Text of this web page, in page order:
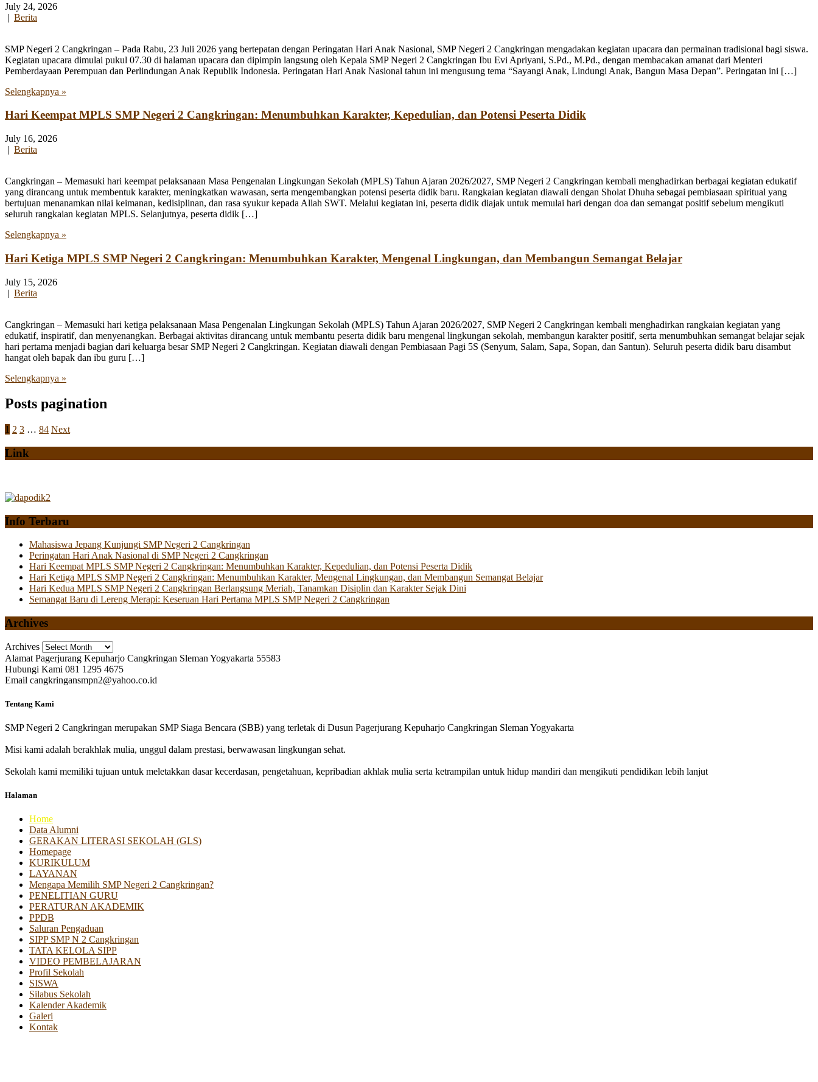
July 24, 2026
| Berita
SMP Negeri 2 Cangkringan – Pada Rabu, 23 Juli 2026 yang bertepatan dengan Peringatan Hari Anak Nasional, SMP Negeri 2 Cangkringan mengadakan kegiatan upacara dan permainan tradisional bagi siswa.
Kegiatan upacara dimulai pukul 07.30 di halaman upacara dan dipimpin langsung oleh Kepala SMP Negeri 2 Cangkringan Ibu Evi Apriyani, S.Pd., M.Pd., dengan membacakan amanat dari Menteri
Pemberdayaan Perempuan dan Perlindungan Anak Republik Indonesia. Peringatan Hari Anak Nasional tahun ini mengusung tema “Sayangi Anak, Lindungi Anak, Bangun Masa Depan”. Peringatan ini […]
Selengkapnya »
Hari Keempat MPLS SMP Negeri 2 Cangkringan: Menumbuhkan Karakter, Kepedulian, dan Potensi Peserta Didik
July 16, 2026
| Berita
Cangkringan – Memasuki hari keempat pelaksanaan Masa Pengenalan Lingkungan Sekolah (MPLS) Tahun Ajaran 2026/2027, SMP Negeri 2 Cangkringan kembali menghadirkan berbagai kegiatan edukatif
yang dirancang untuk membentuk karakter, meningkatkan wawasan, serta mengembangkan potensi peserta didik baru. Rangkaian kegiatan diawali dengan Sholat Dhuha sebagai pembiasaan spiritual yang
bertujuan menanamkan nilai keimanan, kedisiplinan, dan rasa syukur kepada Allah SWT. Melalui kegiatan ini, peserta didik diajak untuk memulai hari dengan doa dan semangat positif sebelum mengikuti
seluruh rangkaian kegiatan MPLS. Selanjutnya, peserta didik […]
Selengkapnya »
Hari Ketiga MPLS SMP Negeri 2 Cangkringan: Menumbuhkan Karakter, Mengenal Lingkungan, dan Membangun Semangat Belajar
July 15, 2026
| Berita
Cangkringan – Memasuki hari ketiga pelaksanaan Masa Pengenalan Lingkungan Sekolah (MPLS) Tahun Ajaran 2026/2027, SMP Negeri 2 Cangkringan kembali menghadirkan rangkaian kegiatan yang
edukatif, inspiratif, dan menyenangkan. Berbagai aktivitas dirancang untuk membantu peserta didik baru mengenal lingkungan sekolah, membangun karakter positif, serta menumbuhkan semangat belajar sejak
hari pertama menjadi bagian dari keluarga besar SMP Negeri 2 Cangkringan. Kegiatan diawali dengan Pembiasaan Pagi 5S (Senyum, Salam, Sapa, Sopan, dan Santun). Seluruh peserta didik baru disambut
hangat oleh bapak dan ibu guru […]
Selengkapnya »
Posts pagination
1 2 3 … 84 Next
Link
Info Terbaru
Mahasiswa Jepang Kunjungi SMP Negeri 2 Cangkringan
Peringatan Hari Anak Nasional di SMP Negeri 2 Cangkringan
Hari Keempat MPLS SMP Negeri 2 Cangkringan: Menumbuhkan Karakter, Kepedulian, dan Potensi Peserta Didik
Hari Ketiga MPLS SMP Negeri 2 Cangkringan: Menumbuhkan Karakter, Mengenal Lingkungan, dan Membangun Semangat Belajar
Hari Kedua MPLS SMP Negeri 2 Cangkringan Berlangsung Meriah, Tanamkan Disiplin dan Karakter Sejak Dini
Semangat Baru di Lereng Merapi: Keseruan Hari Pertama MPLS SMP Negeri 2 Cangkringan
Archives
Archives
Alamat Pagerjurang Kepuharjo Cangkringan Sleman Yogyakarta 55583
Hubungi Kami 081 1295 4675
Email cangkringansmpn2@yahoo.co.id
Tentang Kami
SMP Negeri 2 Cangkringan merupakan SMP Siaga Bencara (SBB) yang terletak di Dusun Pagerjurang Kepuharjo Cangkringan Sleman Yogyakarta
Misi kami adalah berakhlak mulia, unggul dalam prestasi, berwawasan lingkungan sehat.
Sekolah kami memiliki tujuan untuk meletakkan dasar kecerdasan, pengetahuan, kepribadian akhlak mulia serta ketrampilan untuk hidup mandiri dan mengikuti pendidikan lebih lanjut
Halaman
Home
Data Alumni
GERAKAN LITERASI SEKOLAH (GLS)
Homepage
KURIKULUM
LAYANAN
Mengapa Memilih SMP Negeri 2 Cangkringan?
PENELITIAN GURU
PERATURAN AKADEMIK
PPDB
Saluran Pengaduan
SIPP SMP N 2 Cangkringan
TATA KELOLA SIPP
VIDEO PEMBELAJARAN
Profil Sekolah
SISWA
Silabus Sekolah
Kalender Akademik
Galeri
Kontak